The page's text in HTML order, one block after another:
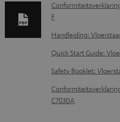
o
d
d
o
c
u
F
Handleiding:
Quick Start Guide:
Safety Booklet:
C7030A